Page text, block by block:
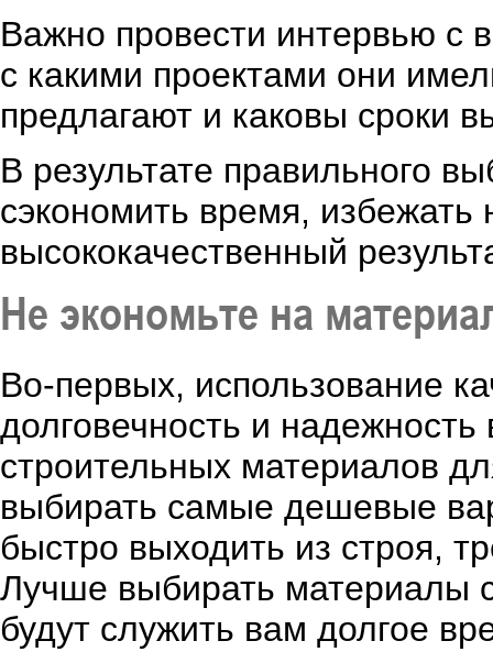
Важно провести интервью с
с какими проектами они
предлагают и каковы сроки
В результате правильного
сэкономить время, избежать
высококачественный
Не экономьте на
Во-первых, использование
долговечность и
строительных материалов
выбирать самые дешевые
быстро выходить из строя,
Лучше выбирать материалы
будут служить вам долгое